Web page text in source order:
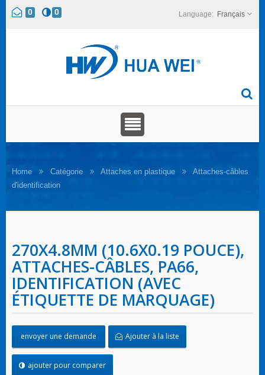
0 0 Français
Home Catégorie Attaches en plastique
Attaches-câbles
d'identification
270X4.8MM (10.6X0.19 POUCE),
ATTACHES-CÂBLES, PA66,
IDENTIFICATION (AVEC
ÉTIQUETTE DE MARQUAGE)
envoyer une demande Ajouter à la liste
ajouter pour comparer